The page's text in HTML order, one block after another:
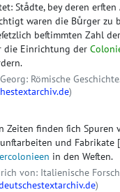
Staͤdte, bey deren
waren die Buͤrger zu
beſtimmten Zahl
die Einrichtung der
Römische
)
Zeiten finden ſich Spuren
und Fabrikate
in den Weſten.
von: Italienische
)